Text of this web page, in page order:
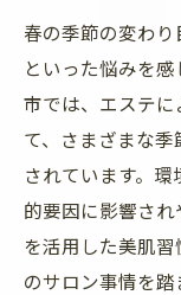
春の季節の変わ
といった悩みを
市では、エステ
て、さまざまな
されています。
的要因に影響さ
を活用した美肌
のサロン事情を